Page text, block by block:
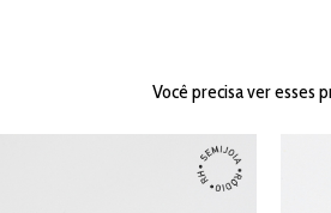
Você precisa ver esses